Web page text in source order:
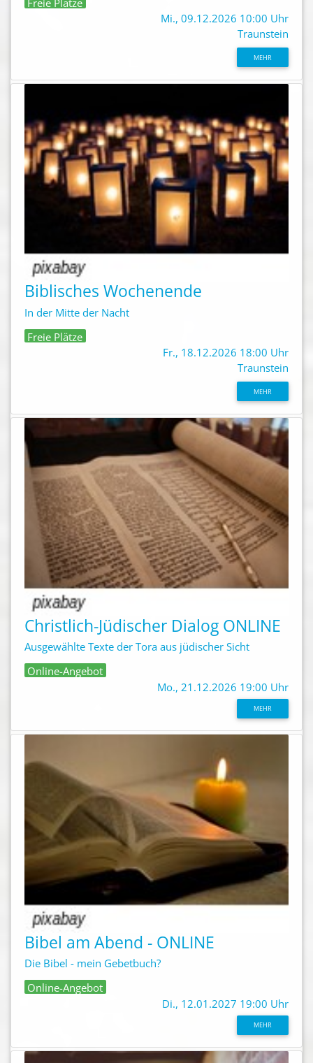
Mi., 09.12.2026 10:00 Uhr
Traunstein
MEHR
Biblisches Wochenende
In der Mitte der Nacht
Freie Plätze
Fr., 18.12.2026 18:00 Uhr
Traunstein
MEHR
Christlich-Jüdischer Dialog ONLINE
Ausgewählte Texte der Tora aus jüdischer Sicht
Online-Angebot
Mo., 21.12.2026 19:00 Uhr
MEHR
Bibel am Abend - ONLINE
Die Bibel - mein Gebetbuch?
Online-Angebot
Di., 12.01.2027 19:00 Uhr
MEHR